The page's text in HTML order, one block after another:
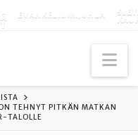
EVANKELIUMIJUHLA
TEHNYT PITKÄN MATKAN
TALOLLE